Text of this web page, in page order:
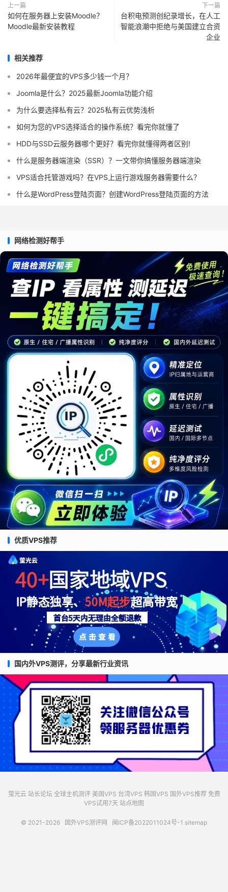
上一篇
如何在服务器上安装Moodle？
Moodle最新安装教程
下一篇
台积电预测创纪录增长，在人工
智能浪潮中拒绝与美国建立合资
企业
相关推荐
2026年最便宜的VPS多少钱一个月？
Joomla是什么？2025最新Joomla功能介绍
为什么要选择私有云？2025私有云优势浅析
如何为您的VPS选择适合的操作系统？看完你就懂了
HDD与SSD云服务器哪个更好？看完你就懂得两者区别!
什么是服务器端渲染（SSR）？一文带你搞懂服务器端渲染
VPS适合托管游戏吗？在VPS上运行游戏服务器需要什么？
什么是WordPress登陆页面？创建WordPress登陆页面的方法
网络检测好帮手
优质VPS推荐
国内外VPS测评，分享最新行业资讯
萤光云 站长论坛 全球主机测评 美国VPS 台湾VPS 韩国VPS 国外VPS推荐 免费
VPS试用7天 站点地图
© 2021-2026 国外VPS测评网 闽ICP备2022011024号-1 sitemap